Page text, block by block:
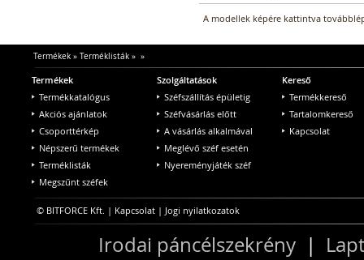
A modellek képére kattintva
Termékek» Terméklisták» »
Termékek
Termékkatalógus
Akciós ajánlatok
Csoporttérkép
Népszerű termékek
Terméklisták
Megszűnt széfek
Szolgáltatások
Széfszállítás épületig
Széfvásárlás előtt
A vásárlás alkalmával
Meglévő széf esetén
Nyereményjáték széf
Kereső
Termékkereső
Tartalomkereső
Kapcsolat
© BITFORCE Kft. | Kapcsolat | Jogi nyilatkozatok
Irodai páncélszekrény |